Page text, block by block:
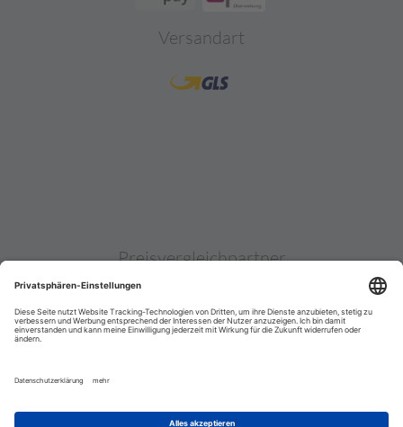
Versandart
Preisvergleichpartner